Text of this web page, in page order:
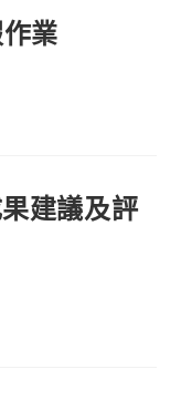
業
建議及評